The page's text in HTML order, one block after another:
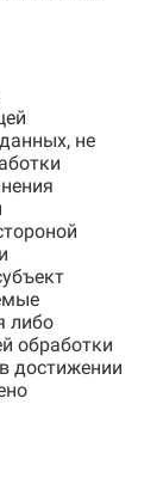
не
либо
обработки
достижении